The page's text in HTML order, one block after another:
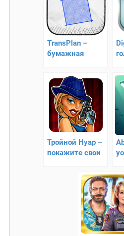
TransPlan –
бумажная
Тройной Нуар –
покажите свои